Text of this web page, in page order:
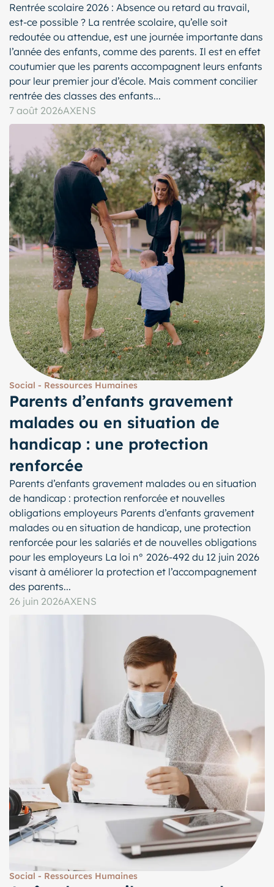
Rentrée scolaire 2026 : Absence ou retard au travail,
est-ce possible ? La rentrée scolaire, qu’elle soit
redoutée ou attendue, est une journée importante dans
l’année des enfants, comme des parents. Il est en effet
coutumier que les parents accompagnent leurs enfants
pour leur premier jour d’école. Mais comment concilier
rentrée des classes des enfants...
7 août 2026AXENS
Social - Ressources Humaines
Parents d’enfants gravement
malades ou en situation de
handicap : une protection
renforcée
Parents d’enfants gravement malades ou en situation
de handicap : protection renforcée et nouvelles
obligations employeurs Parents d’enfants gravement
malades ou en situation de handicap, une protection
renforcée pour les salariés et de nouvelles obligations
pour les employeurs La loi n° 2026-492 du 12 juin 2026
visant à améliorer la protection et l’accompagnement
des parents...
26 juin 2026AXENS
Social - Ressources Humaines